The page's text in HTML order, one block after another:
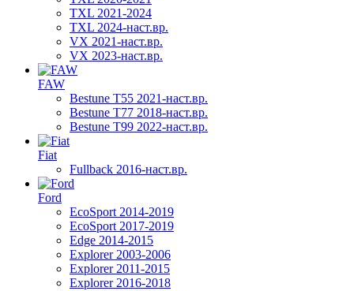
TXL 2021-2024
TXL 2024-наст.вр.
VX 2021-наст.вр.
VX 2023-наст.вр.
FAW
Bestune T55 2021-наст.вр.
Bestune T77 2018-наст.вр.
Bestune T99 2022-наст.вр.
Fiat
Fullback 2016-наст.вр.
Ford
EcoSport 2014-2019
EcoSport 2017-2019
Edge 2014-2015
Explorer 2003-2006
Explorer 2011-2015
Explorer 2016-2018